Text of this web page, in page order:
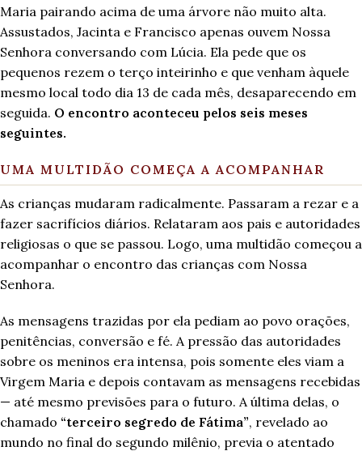
Maria pairando acima de uma árvore não muito alta.
Assustados, Jacinta e Francisco apenas ouvem Nossa
Senhora conversando com Lúcia. Ela pede que os
pequenos rezem o terço inteirinho e que venham àquele
mesmo local todo dia 13 de cada mês, desaparecendo em
seguida. O encontro aconteceu pelos seis meses
seguintes.
UMA MULTIDÃO COMEÇA A ACOMPANHAR
As crianças mudaram radicalmente. Passaram a rezar e a
fazer sacrifícios diários. Relataram aos pais e autoridades
religiosas o que se passou. Logo, uma multidão começou a
acompanhar o encontro das crianças com Nossa
Senhora.
As mensagens trazidas por ela pediam ao povo orações,
penitências, conversão e fé. A pressão das autoridades
sobre os meninos era intensa, pois somente eles viam a
Virgem Maria e depois contavam as mensagens recebidas
— até mesmo previsões para o futuro. A última delas, o
chamado “terceiro segredo de Fátima”, revelado ao
mundo no final do segundo milênio, previa o atentado